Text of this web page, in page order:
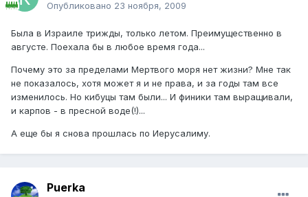
Опубликовано 23 ноября, 2009
Была в Израиле трижды, только летом. Преимущественно в
августе. Поехала бы в любое время года...
Почему это за пределами Мертвого моря нет жизни? Мне так
не показалось, хотя может я и не права, и за годы там все
изменилось. Но кибуцы там были... И финики там выращивали,
и карпов - в пресной воде(!)...
А еще бы я снова прошлась по Иерусалиму.
Puerka